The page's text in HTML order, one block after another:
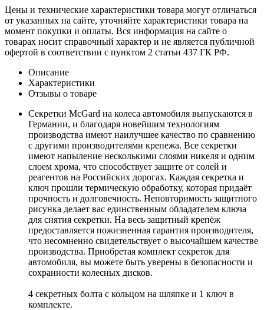
Цены и технические характеристики товара могут отличаться
от указанных на сайте, уточняйте характеристики товара на
момент покупки и оплаты. Вся информация на сайте о
товарах носит справочный характер и не является публичной
офертой в соответствии с пунктом 2 статьи 437 ГК РФ.
Описание
Характеристики
Отзывы о товаре
Секретки McGard на колеса автомобиля выпускаются в
Германии, и благодаря новейшим технологиям
производства имеют наилучшее качество по сравнению
с другими производителями крепежа. Все секретки
имеют напыление несколькими слоями никеля и одним
слоем хрома, что способствует защите от солей и
реагентов на Российских дорогах. Каждая секретка и
ключ прошли термическую обработку, которая придаёт
прочность и долговечность. Неповторимость защитного
рисунка делает вас единственным обладателем ключа
для снятия секретки. На весь защитный крепёж
предоставляется пожизненная гарантия производителя,
что несомненно свидетельствует о высочайшем качестве
производства. Приобретая комплект секреток для
автомобиля, вы можете быть уверены в безопасности и
сохранности колесных дисков.
4 секретных болта с кольцом на шляпке и 1 ключ в
комплекте.